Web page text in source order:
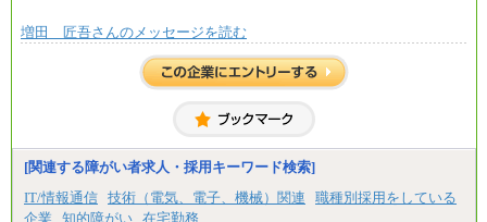
増田 匠吾さんのメッセージを読む
[関連する障がい者求人・採用キーワード検索]
IT/情報通信 技術（電気、電子、機械）関連
職種別採用をしている
企業
知的障がい 在宅勤務